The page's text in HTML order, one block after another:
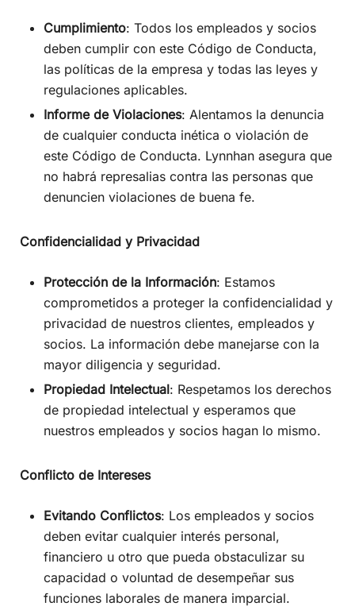
Cumplimiento: Todos los empleados y socios
deben cumplir con este Código de Conducta,
las políticas de la empresa y todas las leyes y
regulaciones aplicables.
Informe de Violaciones: Alentamos la denuncia
de cualquier conducta inética o violación de
este Código de Conducta. Lynnhan asegura que
no habrá represalias contra las personas que
denuncien violaciones de buena fe.
Confidencialidad y Privacidad
Protección de la Información: Estamos
comprometidos a proteger la confidencialidad y
privacidad de nuestros clientes, empleados y
socios. La información debe manejarse con la
mayor diligencia y seguridad.
Propiedad Intelectual: Respetamos los derechos
de propiedad intelectual y esperamos que
nuestros empleados y socios hagan lo mismo.
Conflicto de Intereses
Evitando Conflictos: Los empleados y socios
deben evitar cualquier interés personal,
financiero u otro que pueda obstaculizar su
capacidad o voluntad de desempeñar sus
funciones laborales de manera imparcial.